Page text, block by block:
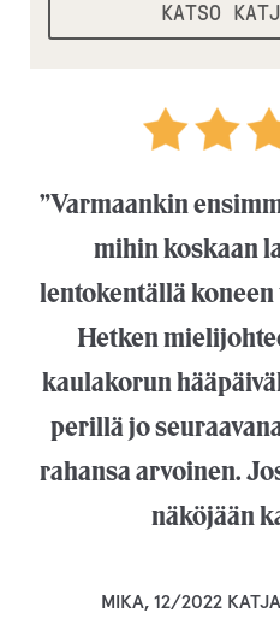
KATSO
”Varmaankin
mihin koskaan
lentokentällä
Hetken
kaulakorun
perillä jo
rahansa arvoinen.
näköjään
MIKA, 12/2022